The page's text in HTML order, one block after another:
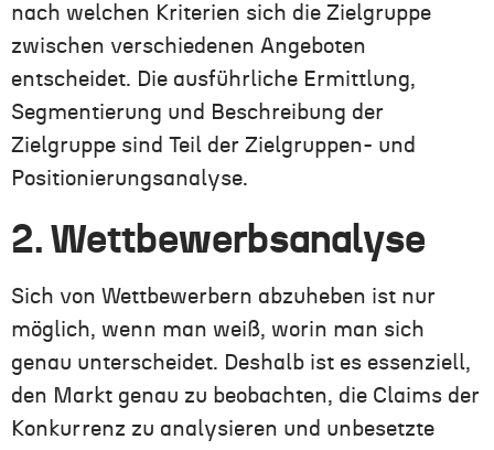
nach welchen Kriterien sich die Zielgruppe
zwischen verschiedenen Angeboten
entscheidet. Die ausführliche Ermittlung,
Segmentierung und Beschreibung der
Zielgruppe sind Teil der Zielgruppen- und
Positionierungsanalyse.
2. Wettbewerbsanalyse
Sich von Wettbewerbern abzuheben ist nur
möglich, wenn man weiß, worin man sich
genau unterscheidet. Deshalb ist es essenziell,
den Markt genau zu beobachten, die Claims der
Konkurrenz zu analysieren und unbesetzte